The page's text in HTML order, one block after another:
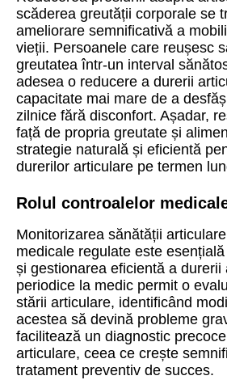
scăderea greutății corporale se
ameliorare semnificativă a
vieții. Persoanele care reușesc
greutatea într-un interval
adesea o reducere a durerii
capacitate mai mare de a
zilnice fără disconfort. Așadar,
față de propria greutate și
strategie naturală și eficientă
durerilor articulare pe termen
Rolul controalelor
Monitorizarea sănătății
medicale regulate este
și gestionarea eficientă a durerii
periodice la medic permit o
stării articulare, identificând
acestea să devină probleme
facilitează un diagnostic
articulare, ceea ce crește
tratament preventiv de succes.